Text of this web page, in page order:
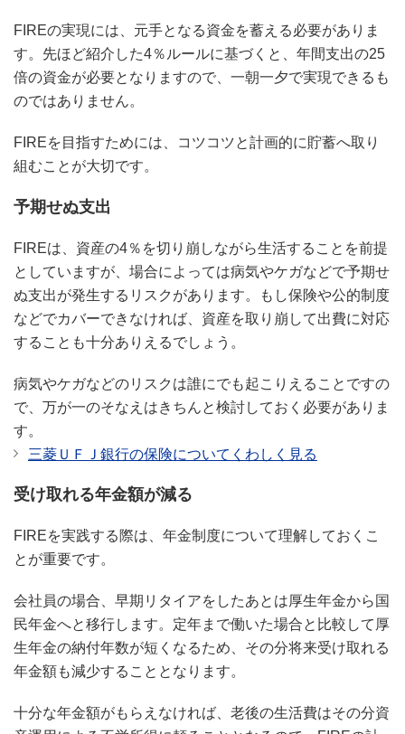
FIREの実現には、元手となる資金を蓄える必要がありま
す。先ほど紹介した4％ルールに基づくと、年間支出の25
倍の資金が必要となりますので、一朝一夕で実現できるも
のではありません。
FIREを目指すためには、コツコツと計画的に貯蓄へ取り
組むことが大切です。
予期せぬ支出
FIREは、資産の4％を切り崩しながら生活することを前提
としていますが、場合によっては病気やケガなどで予期せ
ぬ支出が発生するリスクがあります。もし保険や公的制度
などでカバーできなければ、資産を取り崩して出費に対応
することも十分ありえるでしょう。
病気やケガなどのリスクは誰にでも起こりえることですの
で、万が一のそなえはきちんと検討しておく必要がありま
す。
三菱ＵＦＪ銀行の保険についてくわしく見る
受け取れる年金額が減る
FIREを実践する際は、年金制度について理解しておくこ
とが重要です。
会社員の場合、早期リタイアをしたあとは厚生年金から国
民年金へと移行します。定年まで働いた場合と比較して厚
生年金の納付年数が短くなるため、その分将来受け取れる
年金額も減少することとなります。
十分な年金額がもらえなければ、老後の生活費はその分資